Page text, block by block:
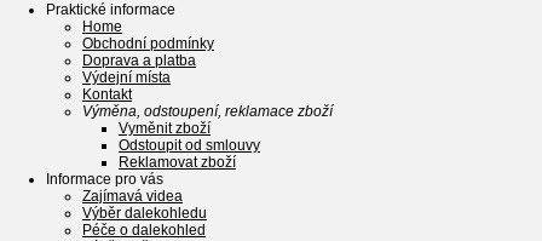
Praktické informace
Home
Obchodní podmínky
Doprava a platba
Výdejní místa
Kontakt
Výměna, odstoupení, reklamace zboží
Vyměnit zboží
Odstoupit od smlouvy
Reklamovat zboží
Informace pro vás
Zajímavá videa
Výběr dalekohledu
Péče o dalekohled